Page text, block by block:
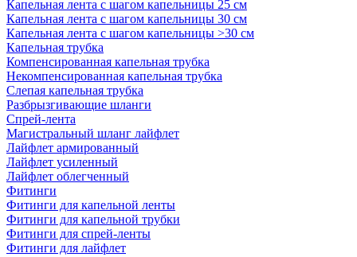
Капельная лента с шагом капельницы 25 см
Капельная лента с шагом капельницы 30 см
Капельная лента с шагом капельницы >30 см
Капельная трубка
Компенсированная капельная трубка
Некомпенсированная капельная трубка
Слепая капельная трубка
Разбрызгивающие шланги
Спрей-лента
Магистральный шланг лайфлет
Лайфлет армированный
Лайфлет усиленный
Лайфлет облегченный
Фитинги
Фитинги для капельной ленты
Фитинги для капельной трубки
Фитинги для спрей-ленты
Фитинги для лайфлет